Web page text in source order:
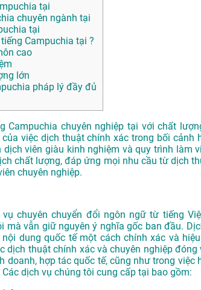
tại
chuyên ngành tại
tại
Campuchia tại ?
cao
lớn
pháp lý đầy đủ
Campuchia chuyên nghiệp tại với chất
việc dịch thuật chính xác trong bối cảnh
viên giàu kinh nghiệm và quy trình làm
chất lượng, đáp ứng mọi nhu cầu từ dịch
chuyên nghiệp.
chuyên chuyển đổi ngôn ngữ từ tiếng
mà vẫn giữ nguyên ý nghĩa gốc ban đầu.
dung quốc tế một cách chính xác và
dịch thuật chính xác và chuyên nghiệp
doanh, hợp tác quốc tế, cũng như trong việc
dịch vụ chúng tôi cung cấp tại bao gồm: